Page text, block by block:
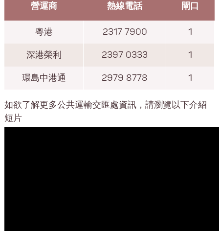
營運商 熱線電話 閘口
粵港 2317 7900 1
深港榮利 2397 0333 1
環島中港通 2979 8778 1
如欲了解更多公共運輸交匯處資訊，請瀏覽以下介紹
短片